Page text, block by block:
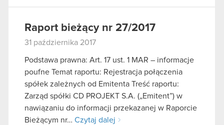
Raport bieżący nr 27/2017
31 października 2017
Podstawa prawna: Art. 17 ust. 1 MAR – informacje
poufne Temat raportu: Rejestracja połączenia
spółek zależnych od Emitenta Treść raportu:
Zarząd spółki CD PROJEKT S.A. („Emitent”) w
nawiązaniu do informacji przekazanej w Raporcie
Bieżącym nr… Czytaj dalej